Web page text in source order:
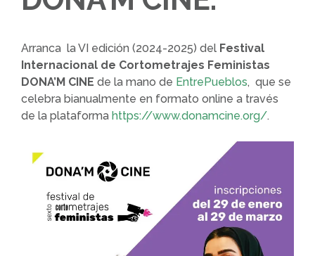
Arranca la VI edición (2024-2025) del Festival
Internacional de Cortometrajes Feministas
DONA’M CINE de la mano de EntrePueblos, que se
celebra bianualmente en formato online a través
de la plataforma https://www.donamcine.org/.